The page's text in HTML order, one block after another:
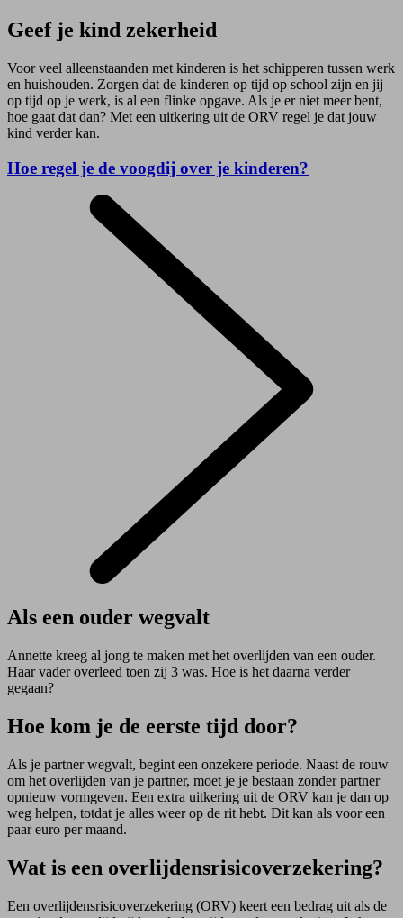
Geef je kind zekerheid
Voor veel alleenstaanden met kinderen is het schipperen tussen werk
en huishouden. Zorgen dat de kinderen op tijd op school zijn en jij
op tijd op je werk, is al een flinke opgave. Als je er niet meer bent,
hoe gaat dat dan? Met een uitkering uit de ORV regel je dat jouw
kind verder kan.
Hoe regel je de voogdij over je kinderen?
Als een ouder wegvalt
Annette kreeg al jong te maken met het overlijden van een ouder.
Haar vader overleed toen zij 3 was. Hoe is het daarna verder
gegaan?
Hoe kom je de eerste tijd door?
Als je partner wegvalt, begint een onzekere periode. Naast de rouw
om het overlijden van je partner, moet je je bestaan zonder partner
opnieuw vormgeven. Een extra uitkering uit de ORV kan je dan op
weg helpen, totdat je alles weer op de rit hebt. Dit kan als voor een
paar euro per maand.
Wat is een overlijdensrisicoverzekering?
Een overlijdensrisicoverzekering (ORV) keert een bedrag uit als de